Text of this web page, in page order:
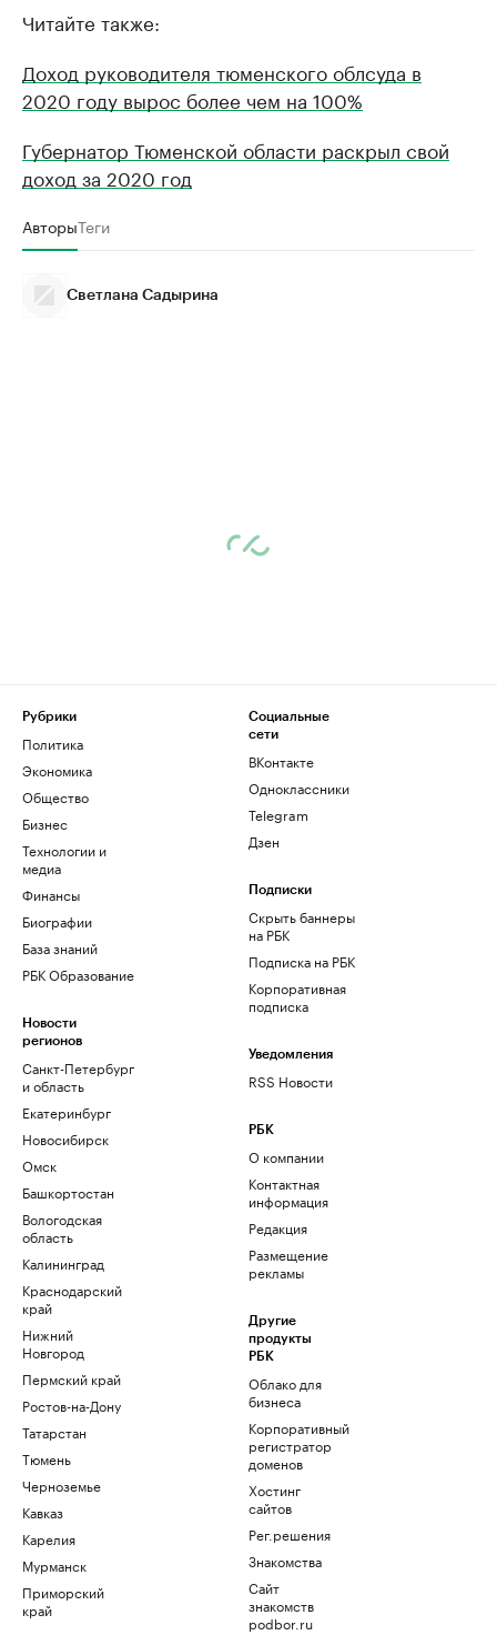
Читайте также:
Доход руководителя тюменского облсуда в
2020 году вырос более чем на 100%
Губернатор Тюменской области раскрыл свой
доход за 2020 год
АвторыТеги
Светлана Садырина
Рубрики
Политика
Экономика
Общество
Бизнес
Технологии и
медиа
Финансы
Биографии
База знаний
РБК Образование
Новости
регионов
Санкт-Петербург
и область
Екатеринбург
Новосибирск
Омск
Башкортостан
Вологодская
область
Калининград
Краснодарский
край
Нижний
Новгород
Пермский край
Ростов-на-Дону
Татарстан
Тюмень
Черноземье
Кавказ
Карелия
Мурманск
Приморский
край
Социальные
сети
ВКонтакте
Одноклассники
Telegram
Дзен
Подписки
Скрыть баннеры
на РБК
Подписка на РБК
Корпоративная
подписка
Уведомления
RSS Новости
РБК
О компании
Контактная
информация
Редакция
Размещение
рекламы
Другие
продукты
РБК
Облако для
бизнеса
Корпоративный
регистратор
доменов
Хостинг
сайтов
Рег.решения
Знакомства
Сайт
знакомств
podbor.ru